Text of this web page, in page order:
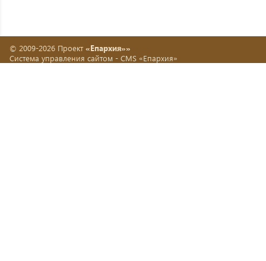
© 2009-2026 Проект «Епархия»»
Система управления сайтом - CMS «Епархия»